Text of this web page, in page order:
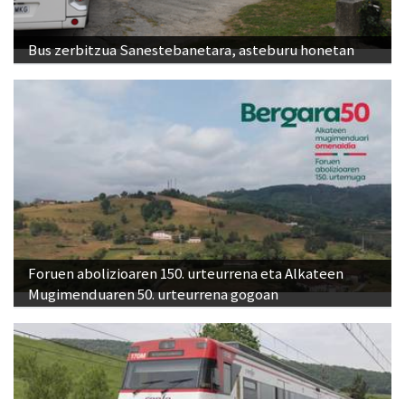
Bus zerbitzua Sanestebanetara, asteburu honetan
Foruen abolizioaren 150. urteurrena eta Alkateen
Mugimenduaren 50. urteurrena gogoan